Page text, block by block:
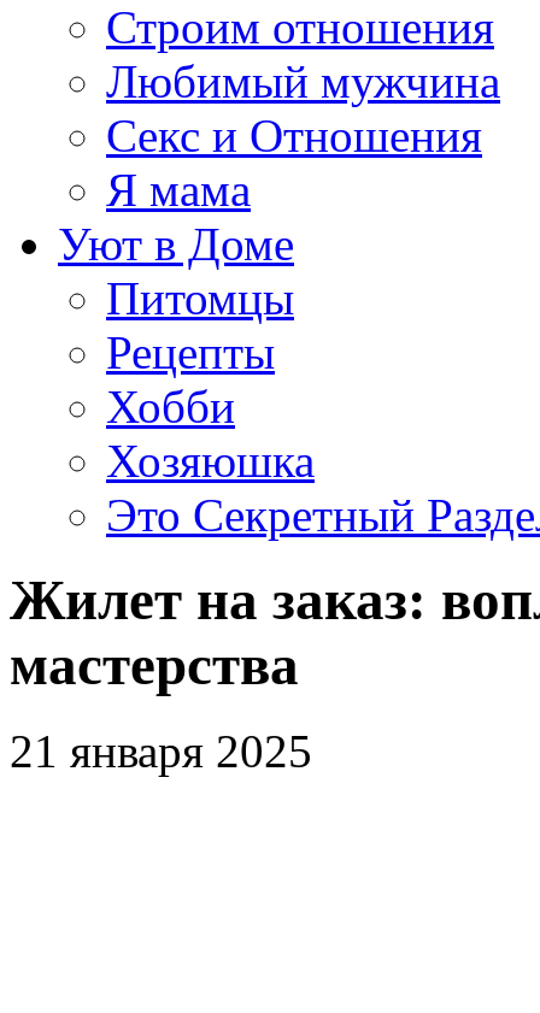
Строим отношения
Любимый мужчина
Секс и Отношения
Я мама
Уют в Доме
Питомцы
Рецепты
Хобби
Хозяюшка
Это Секретный
Жилет на заказ:
мастерства
21 января 2025